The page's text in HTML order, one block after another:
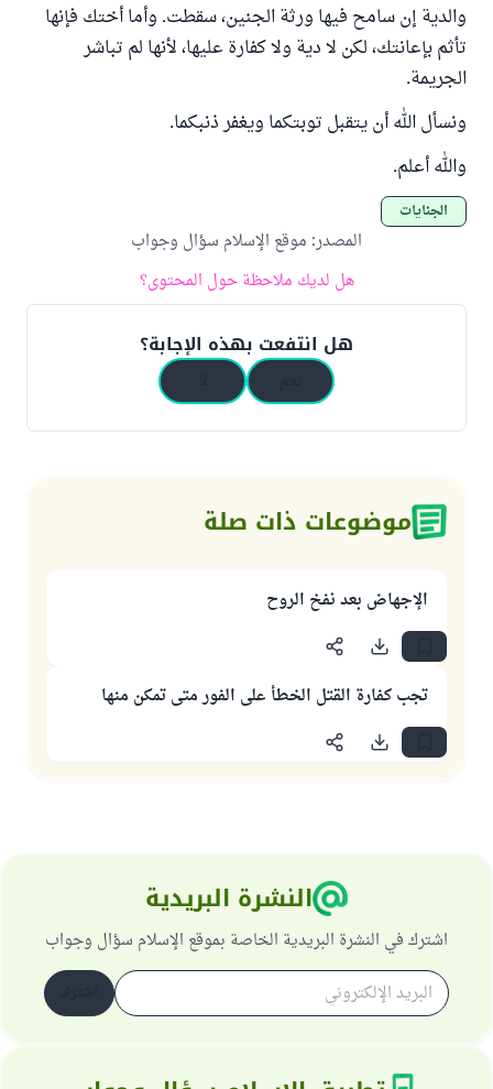
والدية إن سامح فيها ورثة الجنين، سقطت. وأما أختك فإنها
تأثم بإعانتك، لكن لا دية ولا كفارة عليها، لأنها لم تباشر
الجريمة.
ونسأل الله أن يتقبل توبتكما ويغفر ذنبكما.
والله أعلم.
الجنايات
المصدر: موقع الإسلام سؤال وجواب
هل لديك ملاحظة حول المحتوى؟
هل انتفعت بهذه الإجابة؟
موضوعات ذات صلة
الإجهاض بعد نفخ الروح
تجب كفارة القتل الخطأ على الفور متى تمكن منها
النشرة البريدية
اشترك في النشرة البريدية الخاصة بموقع الإسلام سؤال وجواب